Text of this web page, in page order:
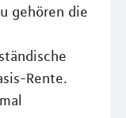
gehören die
Rente.